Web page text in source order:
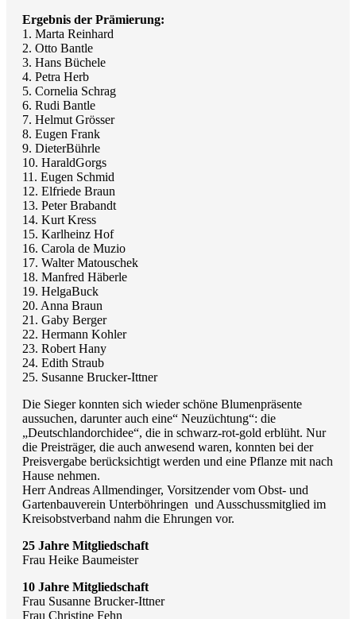
Ergebnis der Prämierung:
1. Marta Reinhard
2. Otto Bantle
3. Hans Büchele
4. Petra Herb
5. Cornelia Schrag
6. Rudi Bantle
7. Helmut Grösser
8. Eugen Frank
9. DieterBührle
10. HaraldGorgs
11. Eugen Schmid
12. Elfriede Braun
13. Peter Brabandt
14. Kurt Kress
15. Karlheinz Hof
16. Carola de Muzio
17. Walter Matouschek
18. Manfred Häberle
19. HelgaBuck
20. Anna Braun
21. Gaby Berger
22. Hermann Kohler
23. Robert Hany
24. Edith Straub
25. Susanne Brucker-Ittner
Die Sieger konnten sich wieder schöne Blumenpräsente
aussuchen, darunter auch eine“ Neuzüchtung“: die
„Deutschlandorchidee“, die in schwarz-rot-gold erblüht. Nur
die Preisträger, die auch anwesend waren, konnten bei der
Preisvergabe berücksichtigt werden und eine Pflanze mit nach
Hause nehmen.
Herr Andreas Allmendinger, Vorsitzender vom Obst- und
Gartenbauverein Unterböhringen und Ausschussmitglied im
Kreisobstverband nahm die Ehrungen vor.
25 Jahre Mitgliedschaft
Frau Heike Baumeister
10 Jahre Mitgliedschaft
Frau Susanne Brucker-Ittner
Frau Christine Fehn